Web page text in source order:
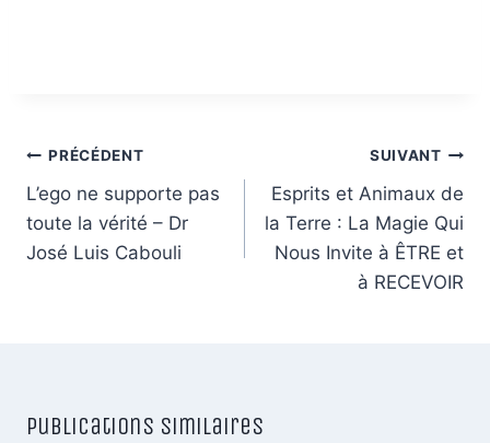
Navigation
de
l’article
PRÉCÉDENT
L’ego ne supporte pas
toute la vérité – Dr
José Luis Cabouli
SUIVANT
Esprits et Animaux de
la Terre : La Magie Qui
Nous Invite à ÊTRE et
à RECEVOIR
Publications similaires